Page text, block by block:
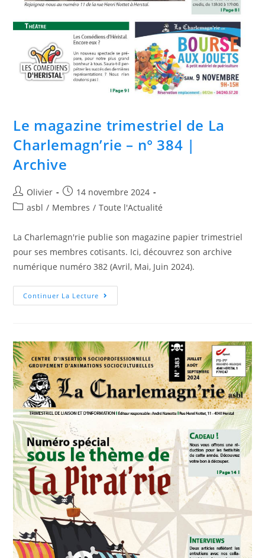
Le magazine trimestriel de La
Charlemagn’rie – n° 384 |
Archive
Olivier
14 novembre 2024
asbl / Membres / Toute l'Actualité
La Charlemagn'rie publie son magazine papier trimestriel
pour ses membres cotisants. Ici, découvrez son archive
numérique numéro 382 (Avril, Mai, Juin 2024).
Continuer La Lecture